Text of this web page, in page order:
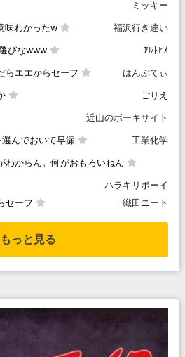
ミッキー
味わかったw 福沢行き違い
びなwww ｱﾙﾄﾋﾒ
らエエからセーフ はんぷてぃ
ごりえ
近山のボーキサイト
んでおいて早漏 工業化学
わからん。何がおもろいねん
ハラキリボーイ
セーフ
織田ニート
もっと見る